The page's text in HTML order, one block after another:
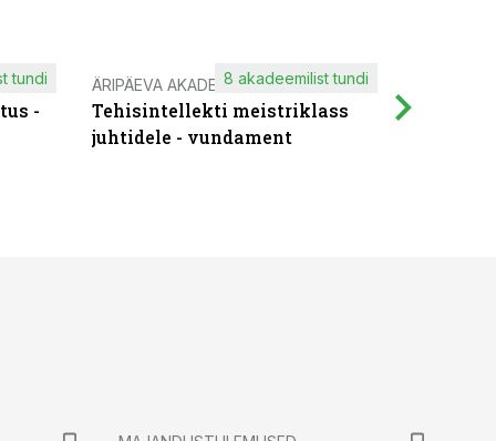
-
tundi ÄRIPÄEVA AKADEEMIA
Tehisintellekti meistriklass
juhtidele - vundament
8 akadeemilist tundi